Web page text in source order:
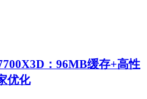
：96MB缓存+高性
优化